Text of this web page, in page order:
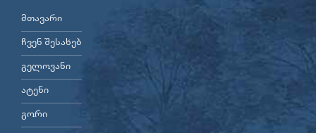
მთავარი
ჩვენ შესახებ
გელოვანი
ატენი
გორი